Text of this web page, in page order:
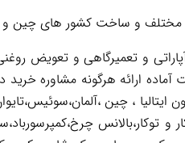
مختلف و ساخت کشور های چین و
و تعمیرگاهی و تعویض
ارائه هرگونه مشاوره خرید
، چین